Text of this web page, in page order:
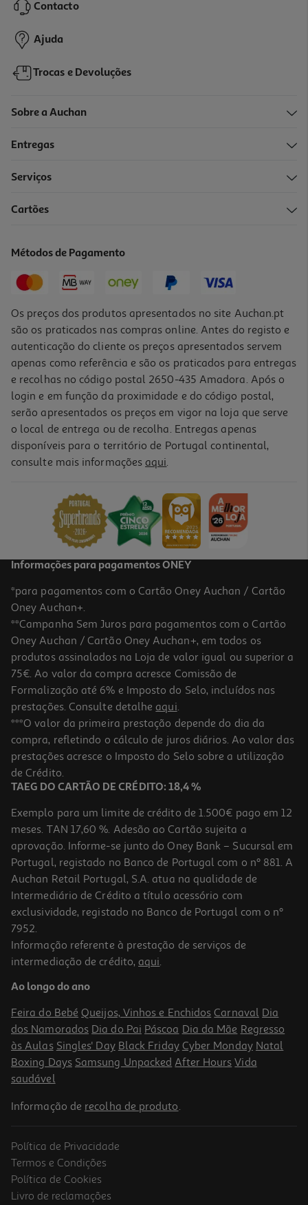
7,99 €
Cabo Usb A-Micro B Qilive Q.3814 G4218014 Usb 2.0 Otg 15cm
Cabo Usb A-B Qilive Q.3819 G4218010 5mt
9.99 €/un
9,99 €
Cabo Hama 00200696 Displayport 1.5 Mts
23.99 €/un
23,99 €
Contacto
Ajuda
Trocas e Devoluções
Sobre a Auchan
Entregas
Serviços
Cartões
Métodos de Pagamento
Os preços dos produtos apresentados no site Auchan.pt
são os praticados nas compras online. Antes do registo e
autenticação do cliente os preços apresentados servem
apenas como referência e são os praticados para entregas
e recolhas no código postal 2650-435 Amadora. Após o
login e em função da proximidade e do código postal,
serão apresentados os preços em vigor na loja que serve
o local de entrega ou de recolha. Entregas apenas
disponíveis para o território de Portugal continental,
consulte mais informações aqui.
Informações para pagamentos ONEY
*para pagamentos com o Cartão Oney Auchan / Cartão
Oney Auchan+.
**Campanha Sem Juros para pagamentos com o Cartão
Oney Auchan / Cartão Oney Auchan+, em todos os
produtos assinalados na Loja de valor igual ou superior a
75€. Ao valor da compra acresce Comissão de
Formalização até 6% e Imposto do Selo, incluídos nas
prestações. Consulte detalhe aqui.
***O valor da primeira prestação depende do dia da
compra, refletindo o cálculo de juros diários. Ao valor das
prestações acresce o Imposto do Selo sobre a utilização
de Crédito.
TAEG DO CARTÃO DE CRÉDITO: 18,4 %
Exemplo para um limite de crédito de 1.500€ pago em 12
meses. TAN 17,60 %. Adesão ao Cartão sujeita a
aprovação. Informe-se junto do Oney Bank – Sucursal em
Portugal, registado no Banco de Portugal com o nº 881. A
Auchan Retail Portugal, S.A. atua na qualidade de
Intermediário de Crédito a título acessório com
exclusividade, registado no Banco de Portugal com o nº
7952.
Informação referente à prestação de serviços de
intermediação de crédito, aqui.
Ao longo do ano
Feira do Bebé Queijos, Vinhos e Enchidos Carnaval Dia
dos Namorados Dia do Pai Páscoa Dia da Mãe Regresso
às Aulas Singles' Day Black Friday Cyber Monday Natal
Boxing Days Samsung Unpacked After Hours Vida
saudável
Informação de recolha de produto.
Política de Privacidade
Termos e Condições
Política de Cookies
Livro de reclamações